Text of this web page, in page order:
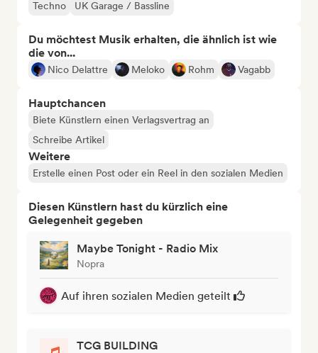
Techno UK Garage / Bassline
Du möchtest Musik erhalten, die ähnlich ist wie
die von...
Nico Delattre Meloko Rohm Vagabb
Hauptchancen
Biete Künstlern einen Verlagsvertrag an
Schreibe Artikel
Weitere
Erstelle einen Post oder ein Reel in den sozialen Medien
Diesen Künstlern hast du kürzlich eine
Gelegenheit gegeben
Maybe Tonight - Radio Mix
Nopra
Auf ihren sozialen Medien geteilt
TCG BUILDING